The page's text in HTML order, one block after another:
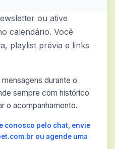
ou ative
calendário. Você
playlist prévia e links
durante o
sempre com histórico
o acompanhamento.
conosco pelo chat, envie
ou agende uma